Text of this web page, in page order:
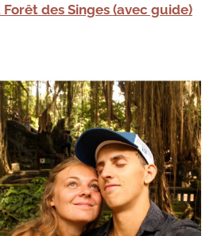
des Singes (avec guide)